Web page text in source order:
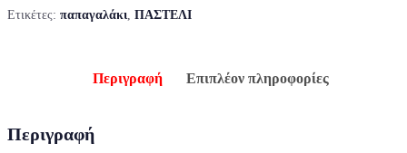
Ετικέτες: παπαγαλάκι, ΠΑΣΤΕΛΙ
Περιγραφή Επιπλέον πληροφορίες
Περιγραφή